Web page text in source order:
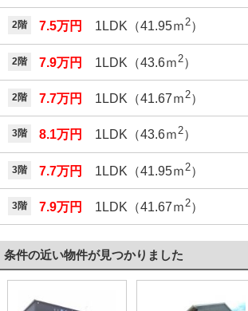
2階 7.5万円 1LDK（41.95ｍ2）
2階 7.9万円 1LDK（43.6ｍ 2）
2階 7.7万円 1LDK（41.67ｍ2）
3階 8.1万円 1LDK（43.6ｍ2）
3階 7.7万円 1LDK（41.95ｍ 2）
3階 7.9万円 1LDK（41.67ｍ2）
条件の近い物件が見つかりました